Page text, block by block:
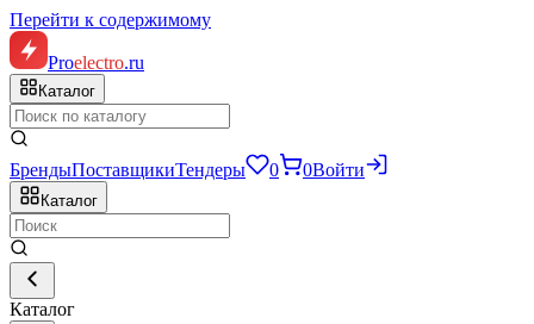
Перейти к содержимому
Proelectro.ru
Каталог
БрендыПоставщикиТендеры 0 0Войти
Каталог
Каталог